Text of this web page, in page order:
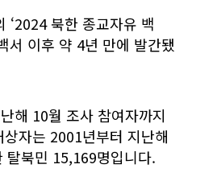
‘2024 북한 종교자유 백
서 이후 약 4년 만에 발간됐
해 10월 조사 참여자까지
자는 2001년부터 지난해
탈북민 15,169명입니다.